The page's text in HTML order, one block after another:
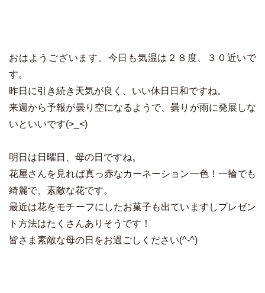
おはようございます。今日も気温は２８度、３０近いで
す。
昨日に引き続き天気が良く、いい休日日和ですね。
来週から予報が曇り空になるようで、曇りが雨に発展しな
いといいです(>_<)
明日は日曜日、母の日ですね。
花屋さんを見れば真っ赤なカーネーション一色！一輪でも
綺麗で、素敵な花です。
最近は花をモチーフにしたお菓子も出ていますしプレゼン
ト方法はたくさんありそうです！
皆さま素敵な母の日をお過ごしください(^-^)